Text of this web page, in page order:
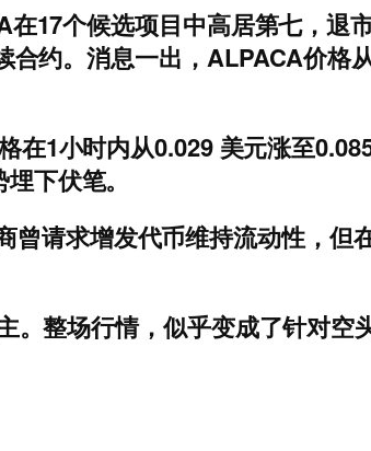
17个候选项目中高居第七，退
约。消息一出，ALPACA价格
1小时内从0.029 美元涨至
下伏笔。
请求增发代币维持流动性，但
整场行情，似乎变成了针对空